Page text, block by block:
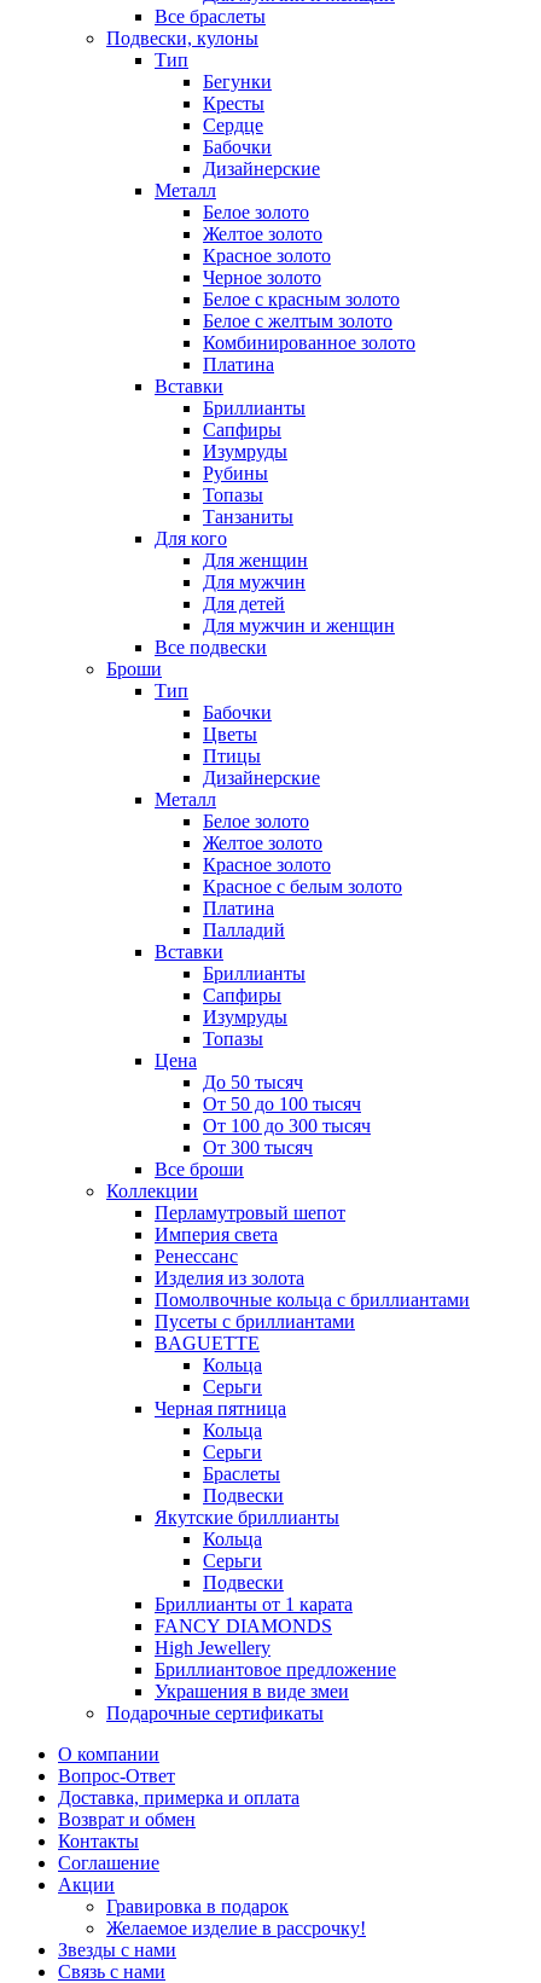
Все браслеты
Подвески, кулоны
Тип
Бегунки
Кресты
Сердце
Бабочки
Дизайнерские
Металл
Белое золото
Желтое золото
Красное золото
Черное золото
Белое с красным золото
Белое с желтым золото
Комбинированное золото
Платина
Вставки
Бриллианты
Сапфиры
Изумруды
Рубины
Топазы
Танзаниты
Для кого
Для женщин
Для мужчин
Для детей
Для мужчин и женщин
Все подвески
Броши
Тип
Бабочки
Цветы
Птицы
Дизайнерские
Металл
Белое золото
Желтое золото
Красное золото
Красное с белым золото
Платина
Палладий
Вставки
Бриллианты
Сапфиры
Изумруды
Топазы
Цена
До 50 тысяч
От 50 до 100 тысяч
От 100 до 300 тысяч
От 300 тысяч
Все броши
Коллекции
Перламутровый шепот
Империя света
Ренессанс
Изделия из золота
Помолвочные кольца с бриллиантами
Пусеты с бриллиантами
BAGUETTE
Кольца
Серьги
Черная пятница
Кольца
Серьги
Браслеты
Подвески
Якутские бриллианты
Кольца
Серьги
Подвески
Бриллианты от 1 карата
FANCY DIAMONDS
High Jewellery
Бриллиантовое предложение
Украшения в виде змеи
Подарочные сертификаты
О компании
Вопрос-Ответ
Доставка, примерка и оплата
Возврат и обмен
Контакты
Соглашение
Акции
Гравировка в подарок
Желаемое изделие в рассрочку!
Звезды с нами
Связь с нами